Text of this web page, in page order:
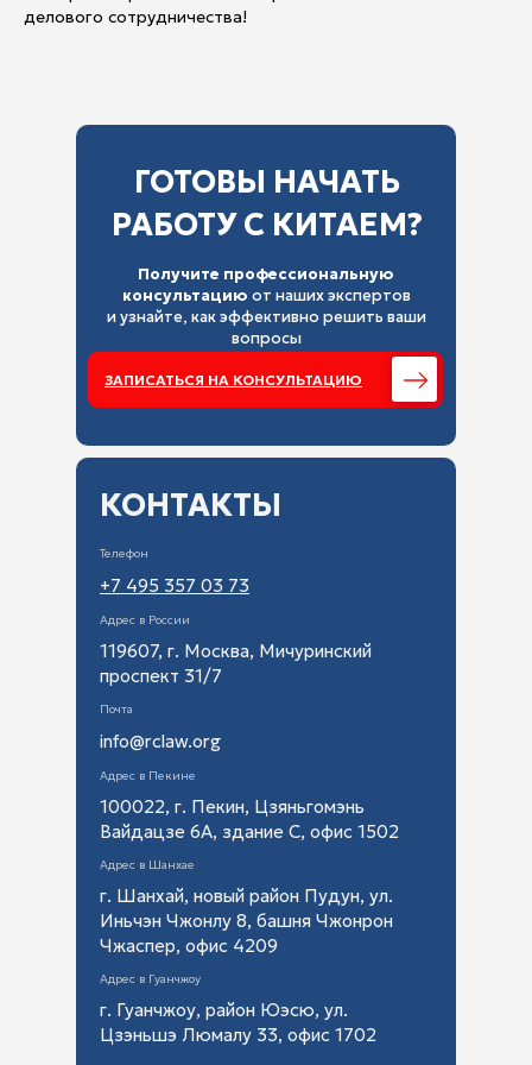
делового сотрудничества!
ЗАПИСАТЬСЯ НА КОНСУЛЬТАЦИЮ
Получите профессиональную
консультацию от наших экспертов
и узнайте, как эффективно решить ваши
вопросы
ГОТОВЫ НАЧАТЬ
РАБОТУ С КИТАЕМ?
Телефон
+7 495 357 03 73
Адрес в России
Почта
119607, г. Москва, Мичуринский
проспект 31/7
info@rclaw.org
Адрес в Пекине
100022, г. Пекин, Цзяньгомэнь
Вайдацзе 6А, здание С, офис 1502
Адрес в Шанхае
г. Шанхай, новый район Пудун, ул.
Иньчэн Чжонлу 8, башня Чжонрон
Чжаспер, офис 4209
Адрес в Гуанчжоу
г. Гуанчжоу, район Юэсю, ул.
Цзэньшэ Люмалу 33, офис 1702
КОНТАКТЫ